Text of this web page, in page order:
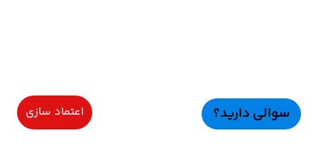
سوالی دارید؟ اعتماد سازی